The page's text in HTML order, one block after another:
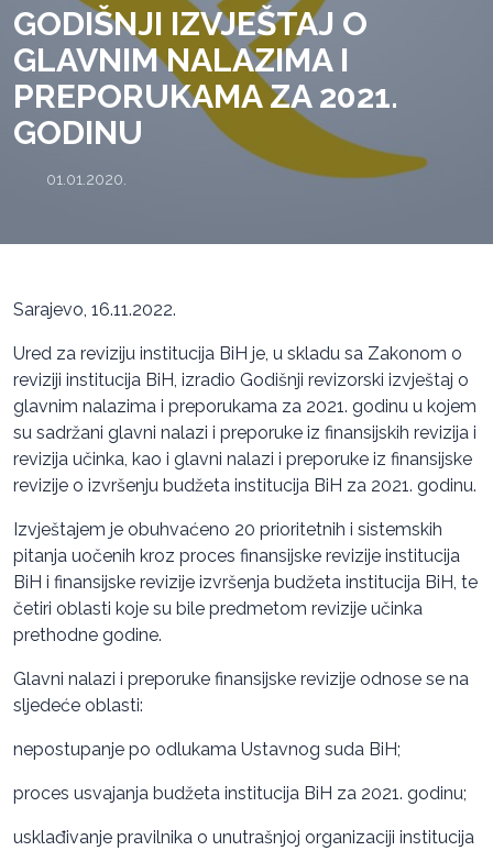
GODIŠNJI IZVJEŠTAJ O
GLAVNIM NALAZIMA I
PREPORUKAMA ZA 2021.
GODINU
01.01.2020.
Sarajevo, 16.11.2022.
Ured za reviziju institucija BiH je, u skladu sa Zakonom o
reviziji institucija BiH, izradio Godišnji revizorski izvještaj o
glavnim nalazima i preporukama za 2021. godinu u kojem
su sadržani glavni nalazi i preporuke iz finansijskih revizija i
revizija učinka, kao i glavni nalazi i preporuke iz finansijske
revizije o izvršenju budžeta institucija BiH za 2021. godinu.
Izvještajem je obuhvaćeno 20 prioritetnih i sistemskih
pitanja uočenih kroz proces finansijske revizije institucija
BiH i finansijske revizije izvršenja budžeta institucija BiH, te
četiri oblasti koje su bile predmetom revizije učinka
prethodne godine.
Glavni nalazi i preporuke finansijske revizije odnose se na
sljedeće oblasti:
nepostupanje po odlukama Ustavnog suda BiH;
proces usvajanja budžeta institucija BiH za 2021. godinu;
usklađivanje pravilnika o unutrašnjoj organizaciji institucija